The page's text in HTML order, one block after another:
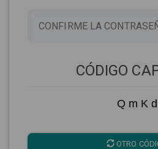
CÓDIGO
Q m K d
OTRO